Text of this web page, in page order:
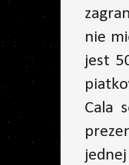
nie
jest
Cala